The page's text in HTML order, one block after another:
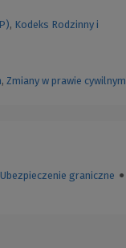
, Kodeks Rodzinny i
, Zmiany w prawie cywilnym
Ubezpieczenie graniczne ●